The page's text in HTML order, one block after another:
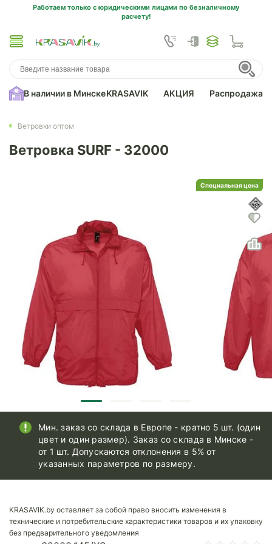
Работаем только с юридическими лицами по безналичному
расчету!
В наличии в МинскеKRASAVIK АКЦИЯ Распродажа
Ветровки оптом
Ветровка SURF - 32000
Специальная цена
Мин. заказ со склада в Европе - кратно 5 шт. (один
цвет и один размер). Заказ со склада в Минске -
от 1 шт. Допускаются отклонения в 5% от
указанных параметров по размеру.
KRASAVIK.by оставляет за собой право вносить изменения в
технические и потребительские характеристики товаров и их упаковку
без предварительного уведомления